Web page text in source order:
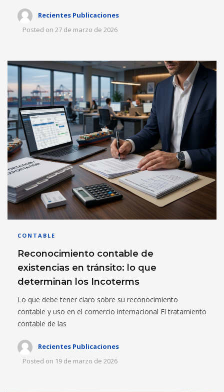
Recientes Publicaciones
Posted on 27 de marzo de 2026
CONTABLE
Reconocimiento contable de
existencias en tránsito: lo que
determinan los Incoterms
Lo que debe tener claro sobre su reconocimiento
contable y uso en el comercio internacional El tratamiento
contable de las
Recientes Publicaciones
Posted on 19 de marzo de 2026